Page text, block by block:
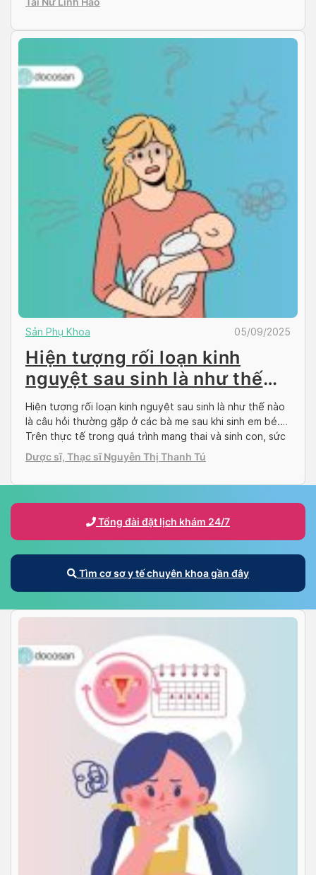
Sản Phụ Khoa 05/09/2025
Hiện tượng rối loạn kinh
nguyệt sau sinh là như thế
nào?
Hiện tượng rối loạn kinh nguyệt sau sinh là như thế nào
là câu hỏi thường gặp ở các bà mẹ sau khi sinh em bé.
Trên thực tế trong quá trình mang thai và sinh con, sức
khỏe, tâm lý của nữ giới có rất nhiều biến đổi. Từ đó tạo
ra rất nhiều […]
Dược sĩ, Thạc sĩ Nguyễn Thị Thanh Tú
Tổng đài đặt lịch khám 24/7
Tìm cơ sơ y tế chuyên khoa gần đây